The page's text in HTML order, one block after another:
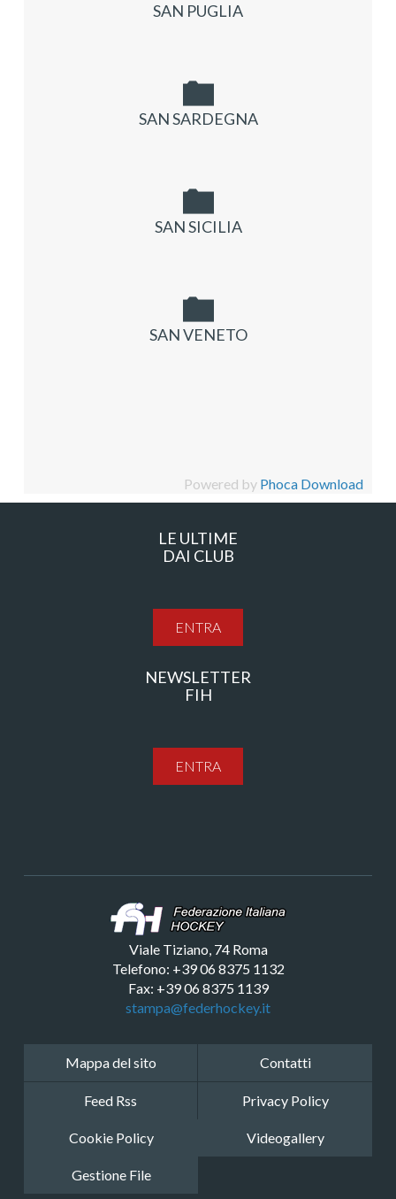
SAN PUGLIA
SAN SARDEGNA
SAN SICILIA
SAN VENETO
Powered by Phoca Download
LE ULTIME
DAI CLUB
ENTRA
NEWSLETTER
FIH
ENTRA
Viale Tiziano, 74 Roma
Telefono: +39 06 8375 1132
Fax: +39 06 8375 1139
stampa@federhockey.it
Mappa del sito Contatti
Feed Rss Privacy Policy
Cookie Policy Videogallery
Gestione File